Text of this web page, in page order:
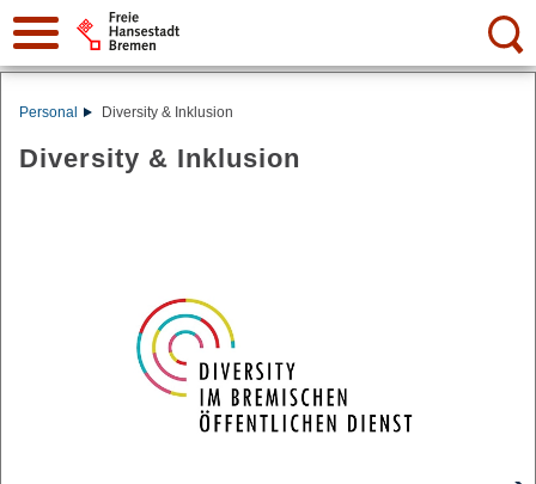
Suche:
Personal Diversity & Inklusion
Diversity & Inklusion